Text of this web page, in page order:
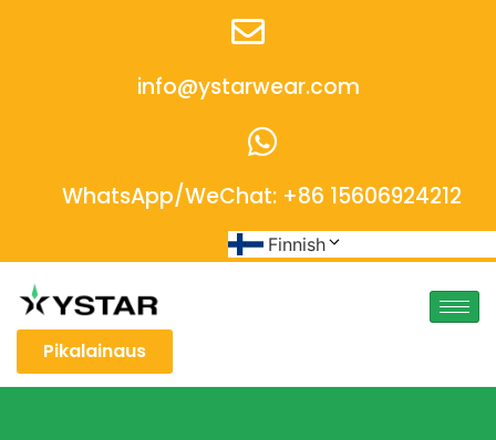
info@ystarwear.com
WhatsApp/WeChat: +86 15606924212
Finnish
Pikalainaus